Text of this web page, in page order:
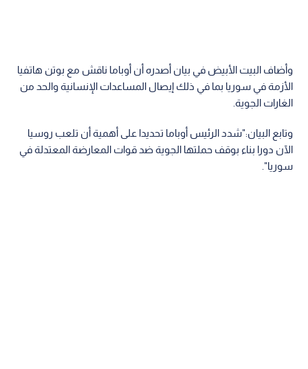
وأضاف البيت الأبيض في بيان أصدره أن أوباما ناقش مع بوتن هاتفيا
الأزمة في سوريا بما في ذلك إيصال المساعدات الإنسانية والحد من
الغارات الجوية.
وتابع البيان:"شدد الرئيس أوباما تحديدا على أهمية أن تلعب روسيا
الآن دورا بناء بوقف حملتها الجوية ضد قوات المعارضة المعتدلة في
سوريا".